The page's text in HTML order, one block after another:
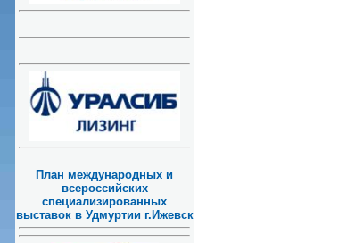
План международных и
всероссийских
специализированных
выставок в Удмуртии г.Ижевск